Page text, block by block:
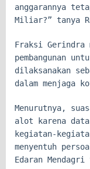
anggarannya
Miliar?” tanya
Fraksi Gerindra
pembangunan
dilaksanakan
dalam menjaga
Menurutnya,
alot karena
kegiatan-
menyentuh
Edaran